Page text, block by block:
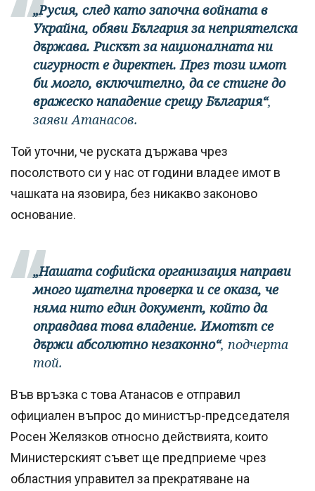
„Русия, след като започна войната в
Украйна, обяви България за неприятелска
държава. Рискът за националната ни
сигурност е директен. През този имот
би могло, включително, да се стигне до
вражеско нападение срещу България“,
заяви Атанасов.
Той уточни, че руската държава чрез
посолството си у нас от години владее имот в
чашката на язовира, без никакво законово
основание.
„Нашата софийска организация направи
много щателна проверка и се оказа, че
няма нито един документ, който да
оправдава това владение. Имотът се
държи абсолютно незаконно“, подчерта
той.
Във връзка с това Атанасов е отправил
официален въпрос до министър-председателя
Росен Желязков относно действията, които
Министерският съвет ще предприеме чрез
областния управител за прекратяване на